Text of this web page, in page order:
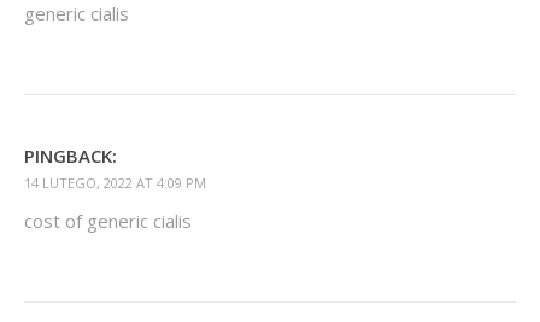
generic cialis
PINGBACK:
14 LUTEGO, 2022 AT 4:09 PM
cost of generic cialis